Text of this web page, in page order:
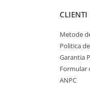
CLIENTI
Metode
Politica
Garantia
Formular
ANPC